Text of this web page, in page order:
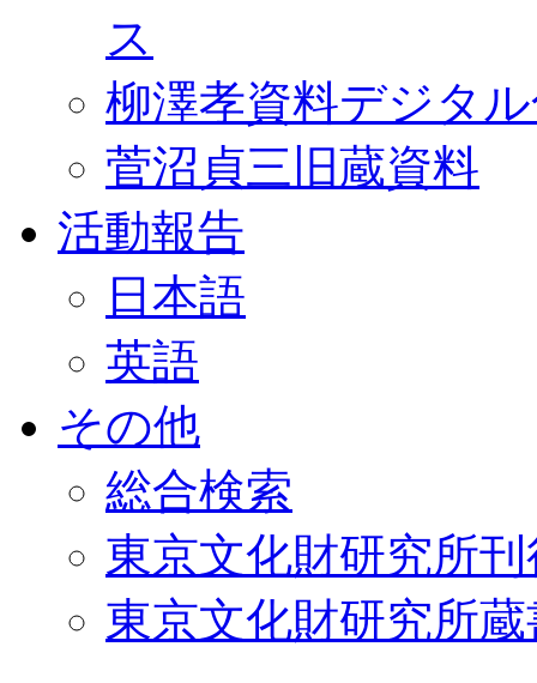
ス
柳澤孝資料デジタ
菅沼貞三旧蔵資料
活動報告
日本語
英語
その他
総合検索
東京文化財研究所
東京文化財研究所